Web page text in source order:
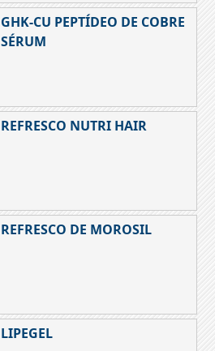
GHK-CU PEPTÍDEO DE COBRE
SÉRUM
REFRESCO NUTRI HAIR
REFRESCO DE MOROSIL
LIPEGEL